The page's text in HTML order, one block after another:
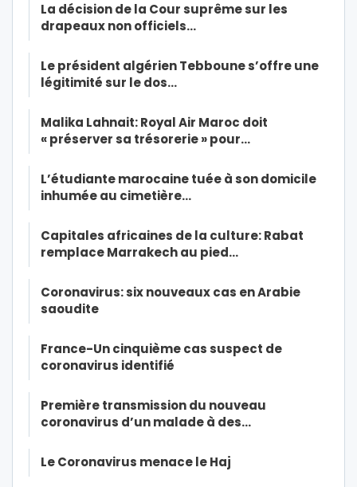
La décision de la Cour suprême sur les
drapeaux non officiels…
Le président algérien Tebboune s’offre une
légitimité sur le dos…
Malika Lahnait: Royal Air Maroc doit
« préserver sa trésorerie » pour…
L’étudiante marocaine tuée à son domicile
inhumée au cimetière…
Capitales africaines de la culture: Rabat
remplace Marrakech au pied…
Coronavirus: six nouveaux cas en Arabie
saoudite
France-Un cinquième cas suspect de
coronavirus identifié
Première transmission du nouveau
coronavirus d’un malade à des…
Le Coronavirus menace le Haj